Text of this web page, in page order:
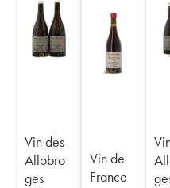
Vin des
Allobro
ges
Vin de
France